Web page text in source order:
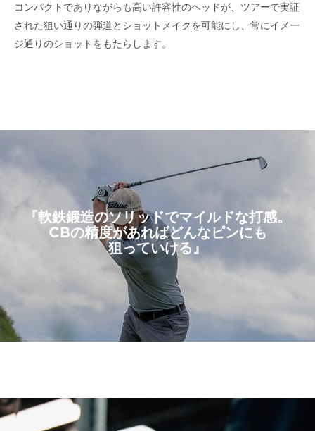
コンパクトでありながらも高い許容性のヘッドが、ツアーで実証
された狙い通りの弾道とショットメイクを可能にし、常にイメー
ジ通りのショットをもたらします。
『軟鉄鍛造のソリッドでマイルドな打感。
CBの精度があればどんなピンにも
狙っていける』